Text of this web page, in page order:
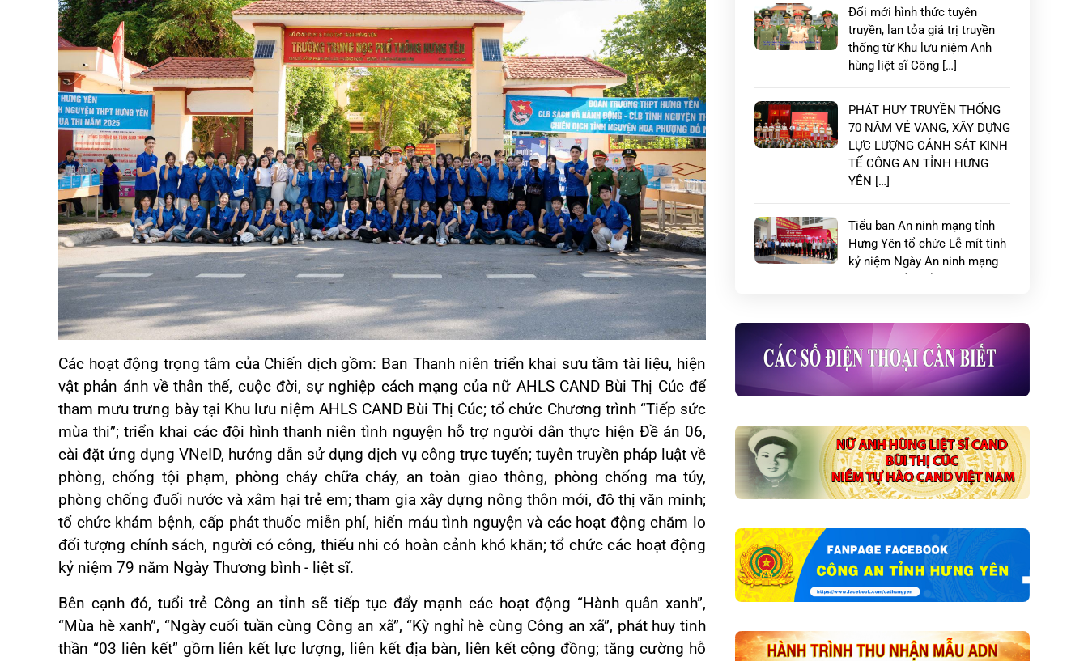
Các hoạt động trọng tâm của Chiến dịch gồm: Ban Thanh niên triển khai sưu tầm tài liệu, hiện
vật phản ánh về thân thế, cuộc đời, sự nghiệp cách mạng của nữ AHLS CAND Bùi Thị Cúc để
tham mưu trưng bày tại Khu lưu niệm AHLS CAND Bùi Thị Cúc; tổ chức Chương trình “Tiếp sức
mùa thi”; triển khai các đội hình thanh niên tình nguyện hỗ trợ người dân thực hiện Đề án 06,
cài đặt ứng dụng VNeID, hướng dẫn sử dụng dịch vụ công trực tuyến; tuyên truyền pháp luật về
phòng, chống tội phạm, phòng cháy chữa cháy, an toàn giao thông, phòng chống ma túy,
phòng chống đuối nước và xâm hại trẻ em; tham gia xây dựng nông thôn mới, đô thị văn minh;
tổ chức khám bệnh, cấp phát thuốc miễn phí, hiến máu tình nguyện và các hoạt động chăm lo
đối tượng chính sách, người có công, thiếu nhi có hoàn cảnh khó khăn; tổ chức các hoạt động
kỷ niệm 79 năm Ngày Thương bình - liệt sĩ.
Bên cạnh đó, tuổi trẻ Công an tỉnh sẽ tiếp tục đẩy mạnh các hoạt động “Hành quân xanh”,
“Mùa hè xanh”, “Ngày cuối tuần cùng Công an xã”, “Kỳ nghỉ hè cùng Công an xã”, phát huy tinh
thần “03 liên kết” gồm liên kết lực lượng, liên kết địa bàn, liên kết cộng đồng; tăng cường hỗ
Đổi mới hình thức tuyên
truyền, lan tỏa giá trị truyền
thống từ Khu lưu niệm Anh
hùng liệt sĩ Công […]
PHÁT HUY TRUYỀN THỐNG
70 NĂM VẺ VANG, XÂY DỰNG
LỰC LƯỢNG CẢNH SÁT KINH
TẾ CÔNG AN TỈNH HƯNG
YÊN […]
Tiểu ban An ninh mạng tỉnh
Hưng Yên tổ chức Lễ mít tinh
kỷ niệm Ngày An ninh mạng
Việt Nam (06/8)